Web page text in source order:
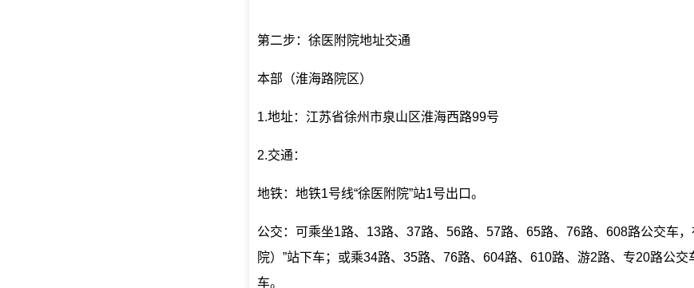
第二步：徐医附院地址交通
本部（淮海路院区）
1.地址：江苏省徐州市泉山区淮海西路99号
2.交通：
地铁：地铁1号线“徐医附院”站1号出口。
公交：可乘坐1路、13路、37路、56路、57路、65路、76路、608路公交车，
院）”站下车；或乘34路、35路、76路、604路、610路、游2路、专20路公交
车。